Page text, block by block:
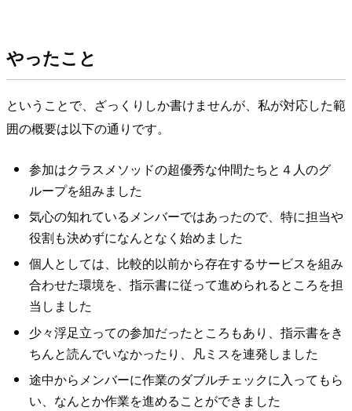
やったこと
ということで、ざっくりしか書けませんが、私が対応した範
囲の概要は以下の通りです。
参加はクラスメソッドの超優秀な仲間たちと４人のグ
ループを組みました
気心の知れているメンバーではあったので、特に担当や
役割も決めずになんとなく始めました
個人としては、比較的以前から存在するサービスを組み
合わせた環境を、指示書に従って進められるところを担
当しました
少々浮足立っての参加だったところもあり、指示書をき
ちんと読んでいなかったり、凡ミスを連発しました
途中からメンバーに作業のダブルチェックに入ってもら
い、なんとか作業を進めることができました